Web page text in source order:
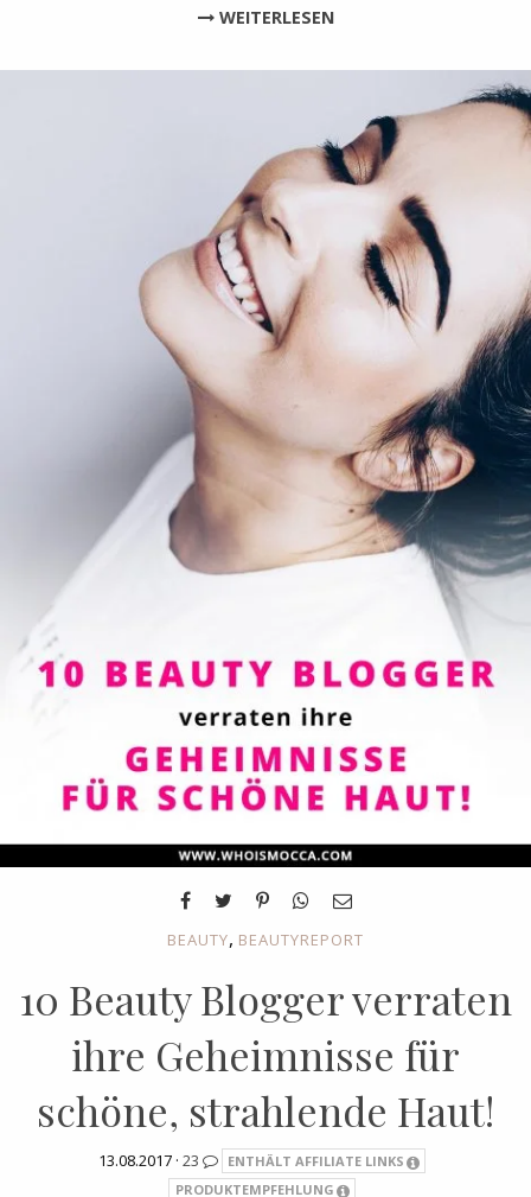
WEITERLESEN
BEAUTY, BEAUTYREPORT
10 Beauty Blogger verraten
ihre Geheimnisse für
schöne, strahlende Haut!
13.08.2017 · 23
ENTHÄLT AFFILIATE LINKS
PRODUKTEMPFEHLUNG